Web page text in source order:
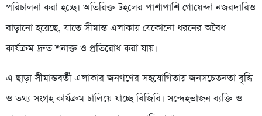
পরিচালনা করা হচ্ছে। অতিরিক্ত টহলের পাশাপাশি গোয়েন্দা নজরদারিও
বাড়ানো হয়েছে, যাতে সীমান্ত এলাকায় যেকোনো ধরনের অবৈধ
কার্যক্রম দ্রুত শনাক্ত ও প্রতিরোধ করা যায়।
এ ছাড়া সীমান্তবর্তী এলাকার জনগণের সহযোগিতায় জনসচেতনতা বৃদ্ধি
ও তথ্য সংগ্রহ কার্যক্রম চালিয়ে যাচ্ছে বিজিবি। সন্দেহভাজন ব্যক্তি ও